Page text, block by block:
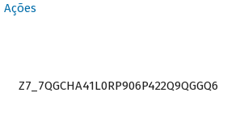
Ações
Z7_7QGCHA41L0RP906P422Q9QGGQ6